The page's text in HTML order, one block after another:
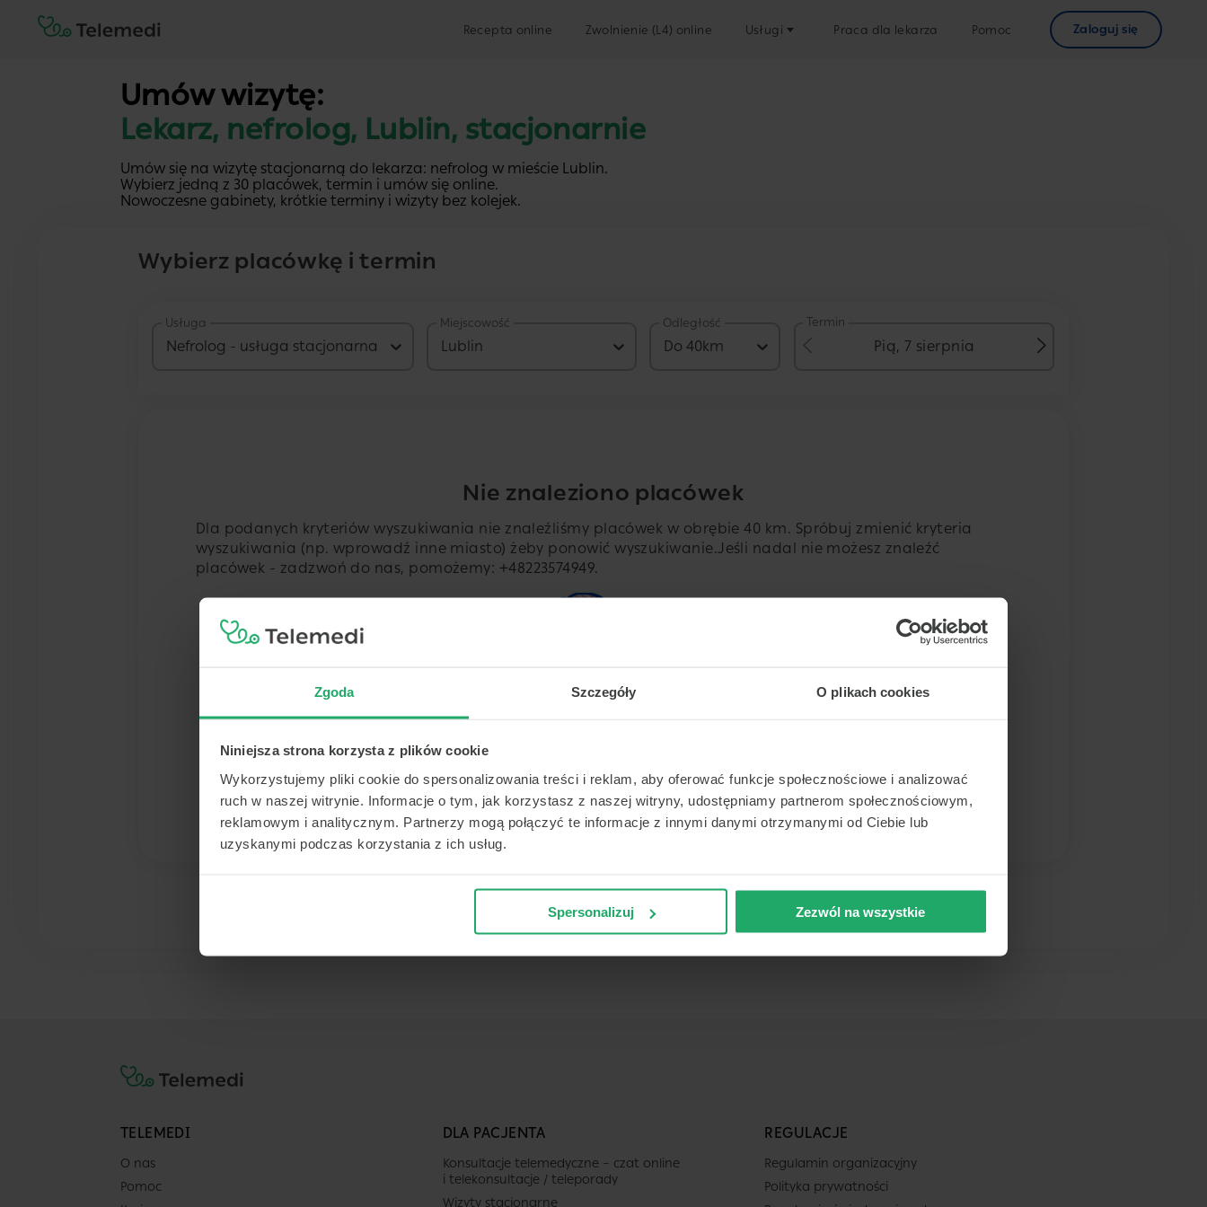
Zgoda Szczegóły O plikach cookies
Niniejsza strona korzysta z plików cookie
Wykorzystujemy pliki cookie do spersonalizowania treści i reklam, aby oferować funkcje społecznościowe i analizować
ruch w naszej witrynie. Informacje o tym, jak korzystasz z naszej witryny, udostępniamy partnerom społecznościowym,
reklamowym i analitycznym. Partnerzy mogą połączyć te informacje z innymi danymi otrzymanymi od Ciebie lub
uzyskanymi podczas korzystania z ich usług.
Spersonalizuj Zezwól na wszystkie
Recepta online Zwolnienie (L4) online Usługi Praca dla lekarza Pomoc Zaloguj się
Umów wizytę:
Lekarz, nefrolog, Lublin, stacjonarnie
Umów się na wizytę stacjonarną do lekarza: nefrolog w mieście Lublin.
Wybierz jedną z 30 placówek, termin i umów się online.
Nowoczesne gabinety, krótkie terminy i wizyty bez kolejek.
Wybierz placówkę i termin
Usługa
Nefrolog - usługa stacjonarna 274 PLN
Miejscowość
Lublin
Odległość
Do 40km
Termin
Pią, 7 sierpnia
Nie znaleziono placówek
Dla podanych kryteriów wyszukiwania nie znaleźliśmy placówek w obrębie 40 km. Spróbuj zmienić kryteria
wyszukiwania (np. wprowadź inne miasto) żeby ponowić wyszukiwanie.Jeśli nadal nie możesz znaleźć
placówek - zadzwoń do nas, pomożemy: +48223574949.
TELEMEDI
O nas
Pomoc
DLA PACJENTA
Konsultacje telemedyczne – czat online
i telekonsultacje / teleporady
Wizyty stacjonarne
REGULACJE
Regulamin organizacyjny
Polityka prywatności